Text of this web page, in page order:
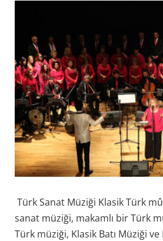
Türk Sanat Müziği Klasik Türk
sanat müziği, makamlı bir Türk
Türk müziği, Klasik Batı Müziği